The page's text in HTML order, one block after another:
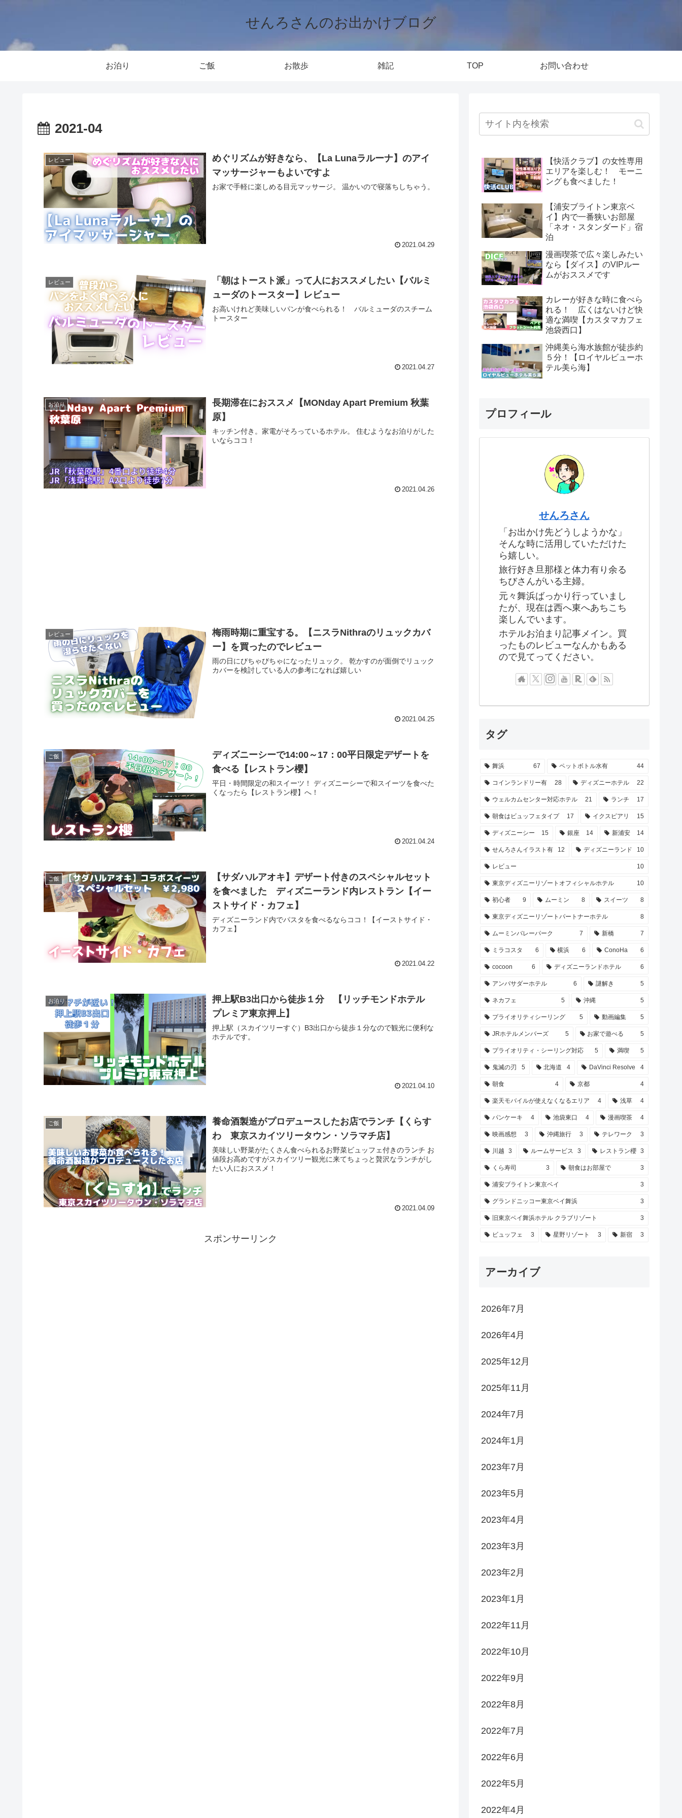
せんろさんのお出かけブログ
お泊り ご飯 お散歩 雑記 TOP お問い合わせ
2021-04
レビュー
めぐリズムが好きなら、【La Lunaラルーナ】のアイ
マッサージャーもよいですよ
お家で手軽に楽しめる目元マッサージ。 温かいので寝落ちしちゃう。
2021.04.29
レビュー
「朝はトースト派」って人におススメしたい【バルミ
ューダのトースター】レビュー
お高いけれど美味しいパンが食べられる！ バルミューダのスチーム
トースター
2021.04.27
お泊り
長期滞在におススメ【MONday Apart Premium 秋葉
原】
キッチン付き。家電がそろっているホテル。 住むようなお泊りがした
いならココ！
2021.04.26
レビュー
梅雨時期に重宝する。【ニスラNithraのリュックカバ
ー】を買ったのでレビュー
雨の日にびちゃびちゃになったリュック。 乾かすのが面倒でリュック
カバーを検討している人の参考になれば嬉しい
2021.04.25
ご飯
ディズニーシーで14:00～17：00平日限定デザートを
食べる【レストラン櫻】
平日・時間限定の和スイーツ！ ディズニーシーで和スイーツを食べた
くなったら【レストラン櫻】へ！
2021.04.24
ご飯
【サダハルアオキ】デザート付きのスペシャルセット
を食べました ディズニーランド内レストラン【イー
ストサイド・カフェ】
ディズニーランド内でパスタを食べるならココ！【イーストサイド・
カフェ】
2021.04.22
お泊り
押上駅B3出口から徒歩１分 【リッチモンドホテル
プレミア東京押上】
押上駅（スカイツリーすぐ）B3出口から徒歩１分なので観光に便利な
ホテルです。
2021.04.10
ご飯
養命酒製造がプロデュースしたお店でランチ【くらす
わ 東京スカイツリータウン・ソラマチ店】
美味しい野菜がたくさん食べられるお野菜ビュッフェ付きのランチ お
値段お高めですがスカイツリー観光に来てちょっと贅沢なランチがし
たい人におススメ！
2021.04.09
スポンサーリンク
【快活クラブ】の女性専用
エリアを楽しむ！ モーニ
ングも食べました！
【浦安ブライトン東京ベ
イ】内で一番狭いお部屋
「ネオ・スタンダード」宿
泊
漫画喫茶で広々楽しみたい
なら【ダイス】のVIPルー
ムがおススメです
カレーが好きな時に食べら
れる！ 広くはないけど快
適な満喫【カスタマカフェ
池袋西口】
沖縄美ら海水族館が徒歩約
５分！【ロイヤルビューホ
テル美ら海】
プロフィール
せんろさん
「お出かけ先どうしようかな」
そんな時に活用していただけた
ら嬉しい。
旅行好き旦那様と体力有り余る
ちびさんがいる主婦。
元々舞浜ばっかり行っていまし
たが、現在は西へ東へあちこち
楽しんでいます。
ホテルお泊まり記事メイン。買
ったものレビューなんかもある
ので見てってください。
タグ
舞浜 67 ペットボトル水有 44
コインランドリー有 28 ディズニーホテル 22
ウェルカムセンター対応ホテル 21 ランチ 17
朝食はビュッフェタイプ 17 イクスピアリ 15
ディズニーシー 15 銀座 14 新浦安 14
せんろさんイラスト有 12 ディズニーランド 10
レビュー 10
東京ディズニーリゾートオフィシャルホテル 10
初心者 9 ムーミン 8 スイーツ 8
東京ディズニーリゾートパートナーホテル 8
ムーミンバレーパーク 7 新橋 7
ミラコスタ 6 横浜 6 ConoHa 6
cocoon 6 ディズニーランドホテル 6
アンバサダーホテル 6 謎解き 5
ネカフェ 5 沖縄 5
プライオリティシーリング 5 動画編集 5
JRホテルメンバーズ 5 お家で遊べる 5
プライオリティ・シーリング対応 5 満喫 5
鬼滅の刃 5 北海道 4 DaVinci Resolve 4
朝食 4 京都 4
楽天モバイルが使えなくなるエリア 4 浅草 4
パンケーキ 4 池袋東口 4 漫画喫茶 4
映画感想 3 沖縄旅行 3 テレワーク 3
川越 3 ルームサービス 3 レストラン櫻 3
くら寿司 3 朝食はお部屋で 3
浦安ブライトン東京ベイ 3
グランドニッコー東京ベイ舞浜 3
旧東京ベイ舞浜ホテル クラブリゾート 3
ビュッフェ 3 星野リゾート 3 新宿 3
アーカイブ
2026年7月
2026年4月
2025年12月
2025年11月
2024年7月
2024年1月
2023年7月
2023年5月
2023年4月
2023年3月
2023年2月
2023年1月
2022年11月
2022年10月
2022年9月
2022年8月
2022年7月
2022年6月
2022年5月
2022年4月